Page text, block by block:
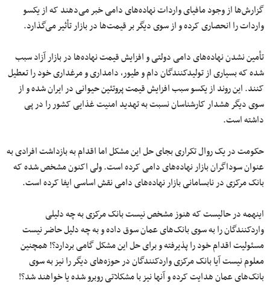
گزارش‌ها از وجود مافیای واردات نهاده‌های دامی خبر می‌دهند که از یکسو
واردات را انحصاری کرده و از سوی دیگر بر قیمت‌ها در بازار تأثیر می‌گذارد.
تأمین نشدن نهاده‌های دامی دولتی و افزایش قیمت نهاده‌ها در بازار آزاد سبب
شده که بسیاری از تولیدکنندگان دام و طیور، دامداری و مرغداری خود را تعطیل
کنند. این روند از یکسو سبب افزایش قیمت پروتئین حیوانی در ایران شده و از
سوی دیگر هشدار کارشناسان نسبت به تهدید امنیت غذایی کشور را در پی
داشته است.
حکومت در یک روال تکراری بجای حل این مشکل اما اقدام به بازداشت افرادی به
عنوان سوداگران بازار نهاده‌های دامی کرده است. ولی اکنون مشخص شده که
بانک مرکزی در نابسامانی بازار نهاده‌های دامی نقش اساسی ایفا کرده است.
اینهمه در حالیست که هنوز مشخص نیست بانک مرکزی به چه دلیلی
واردکنندگان را به سوی بانک‌های عمان سوق داده و به چه دلیل حاضر نیست
مسئولیت اقدام خود را پذیرفته و برای حل این مشکل گامی بردارد؟! همچنین
معلوم نیست آیا بانک مرکزی واردکنندگان در حوزه‌های دیگر را نیز به سوی
بانک‌های عمان هدایت کرده و آنها نیز با مشکلاتی روبرو شده یا خواهند شد؟!